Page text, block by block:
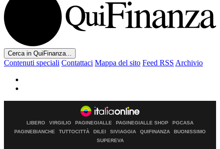
Cerca in QuiFinanza...
Contenuti speciali Contattaci Mappa del sito Feed RSS Archivio
LIBERO VIRGILIO PAGINEGIALLE PAGINEGIALLE SHOP
PGCASA
PAGINEBIANCHE
TUTTOCITTÀ DILEI SIVIAGGIA QUIFINANZA
BUONISSIMO
SUPEREVA